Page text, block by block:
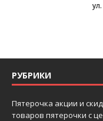
РУБРИКИ
Пятерочка акции и
товаров пятерочки с